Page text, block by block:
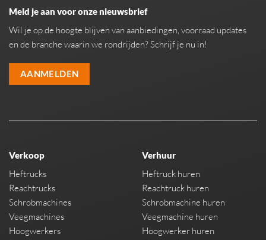
Meld je aan voor onze nieuwsbrief
Wil je op de hoogte blijven van aanbiedingen, voorraad updates
en de branche waarin we rondrijden? Schrijf je nu in!
AANMELDEN
Verkoop
Heftrucks
Reachtrucks
Schrobmachines
Veegmachines
Hoogwerkers
Verhuur
Heftruck huren
Reachtruck huren
Schrobmachine huren
Veegmachine huren
Hoogwerker huren